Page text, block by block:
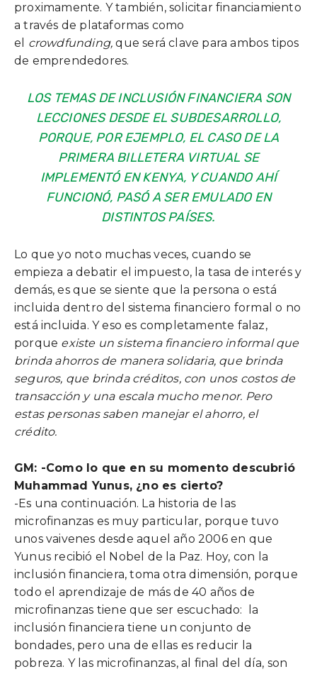
proximamente. Y también, solicitar financiamiento
a través de plataformas como
el crowdfunding,que será clave para ambos tipos
de emprendedores.
LOS TEMAS DE INCLUSIÓN FINANCIERA SON
LECCIONES DESDE EL SUBDESARROLLO,
PORQUE, POR EJEMPLO, EL CASO DE LA
PRIMERA BILLETERA VIRTUAL SE
IMPLEMENTÓ EN KENYA, Y CUANDO AHÍ
FUNCIONÓ, PASÓ A SER EMULADO EN
DISTINTOS PAÍSES.
Lo que yo noto muchas veces, cuando se
empieza a debatir el impuesto, la tasa de interés y
demás, es que se siente que la persona o está
incluida dentro del sistema financiero formal o no
está incluida. Y eso es completamente falaz,
porque existe un sistema financiero informal que
brinda ahorros de manera solidaria, que brinda
seguros, que brinda créditos, con unos costos de
transacción y una escala mucho menor. Pero
estas personas saben manejar el ahorro, el
crédito.
GM: -Como lo que en su momento descubrió
Muhammad Yunus, ¿no es cierto?
-Es una continuación. La historia de las
microfinanzas es muy particular, porque tuvo
unos vaivenes desde aquel año 2006 en que
Yunus recibió el Nobel de la Paz. Hoy, con la
inclusión financiera, toma otra dimensión, porque
todo el aprendizaje de más de 40 años de
microfinanzas tiene que ser escuchado: la
inclusión financiera tiene un conjunto de
bondades, pero una de ellas es reducir la
pobreza. Y las microfinanzas, al final del día, son